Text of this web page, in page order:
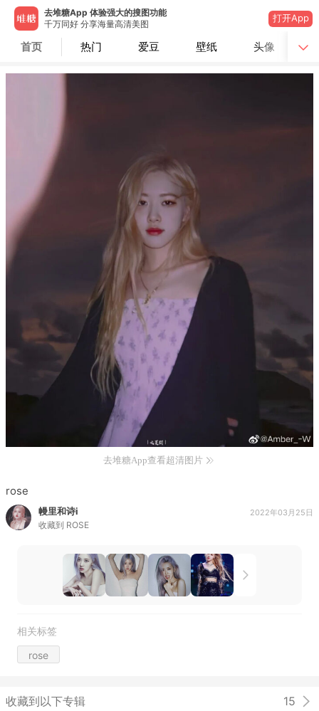
去堆糖App 体验强大的搜图功能
千万同好 分享海量高清美图
打开App
首页 热门 爱豆 壁纸 头像
去堆糖App查看超清图片
rose
幔里和诗i
收藏到 ROSE
2022年03月25日
相关标签
rose
收藏到以下专辑 15